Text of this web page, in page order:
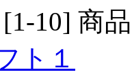
1-10] 商
ト１